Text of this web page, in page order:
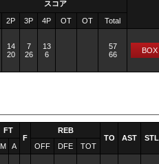
スコア
2P 3P 4P OT OT Total
14
20
7
26
13
6
57
66
BOX
FT
F
REB
TO
AST STL
M A OFF DFE TOT